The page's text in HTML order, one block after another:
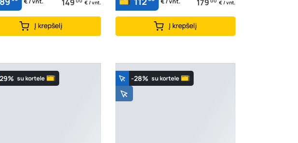
149 € / vnt.
Į krepšelį
179 € / vnt.
Į krepšelį
su kortele -28% su kortele